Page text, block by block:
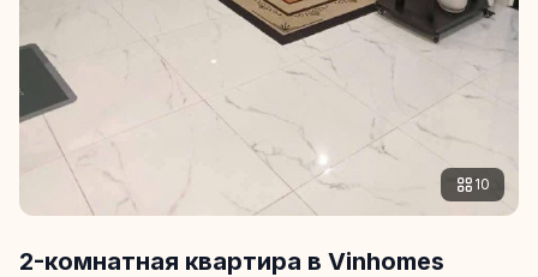
10
2-комнатная квартира в Vinhomes